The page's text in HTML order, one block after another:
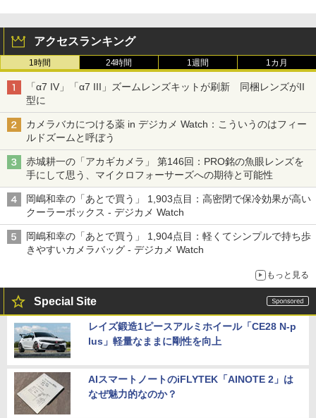
アクセスランキング
1時間 24時間 1週間 1カ月
「α7 IV」「α7 III」ズームレンズキットが刷新 同梱レンズがII
型に
カメラバカにつける薬 in デジカメ Watch：こういうのはフィー
ルドズームと呼ぼう
赤城耕一の「アカギカメラ」 第146回：PRO銘の魚眼レンズを
手にして思う、マイクロフォーサーズへの期待と可能性
岡嶋和幸の「あとで買う」 1,903点目：高密閉で保冷効果が高い
クーラーボックス - デジカメ Watch
岡嶋和幸の「あとで買う」 1,904点目：軽くてシンプルで持ち歩
きやすいカメラバッグ - デジカメ Watch
もっと見る
Special Site
レイズ鍛造1ピースアルミホイール「CE28 N-p
lus」軽量なままに剛性を向上
AIスマートノートのiFLYTEK「AINOTE 2」は
なぜ魅力的なのか？